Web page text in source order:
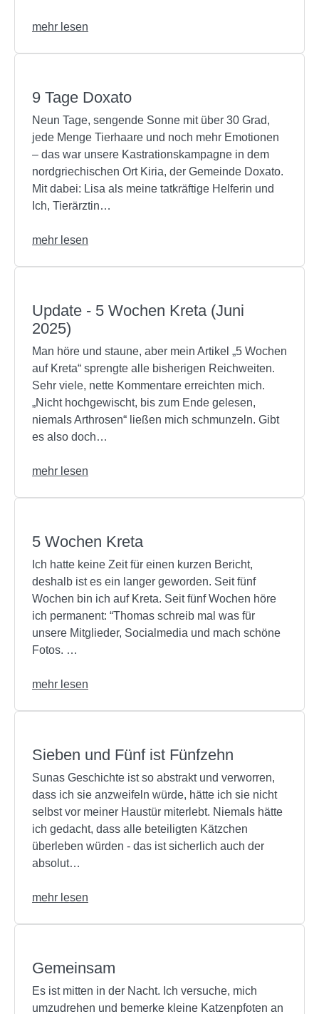
mehr lesen
9 Tage Doxato
Neun Tage, sengende Sonne mit über 30 Grad,
jede Menge Tierhaare und noch mehr Emotionen
– das war unsere Kastrationskampagne in dem
nordgriechischen Ort Kiria, der Gemeinde Doxato.
Mit dabei: Lisa als meine tatkräftige Helferin und
Ich, Tierärztin…
mehr lesen
Update - 5 Wochen Kreta (Juni
2025)
Man höre und staune, aber mein Artikel „5 Wochen
auf Kreta“ sprengte alle bisherigen Reichweiten.
Sehr viele, nette Kommentare erreichten mich.
„Nicht hochgewischt, bis zum Ende gelesen,
niemals Arthrosen“ ließen mich schmunzeln. Gibt
es also doch…
mehr lesen
5 Wochen Kreta
Ich hatte keine Zeit für einen kurzen Bericht,
deshalb ist es ein langer geworden. Seit fünf
Wochen bin ich auf Kreta. Seit fünf Wochen höre
ich permanent: “Thomas schreib mal was für
unsere Mitglieder, Socialmedia und mach schöne
Fotos. …
mehr lesen
Sieben und Fünf ist Fünfzehn
Sunas Geschichte ist so abstrakt und verworren,
dass ich sie anzweifeln würde, hätte ich sie nicht
selbst vor meiner Haustür miterlebt. Niemals hätte
ich gedacht, dass alle beteiligten Kätzchen
überleben würden - das ist sicherlich auch der
absolut…
mehr lesen
Gemeinsam
Es ist mitten in der Nacht. Ich versuche, mich
umzudrehen und bemerke kleine Katzenpfoten an